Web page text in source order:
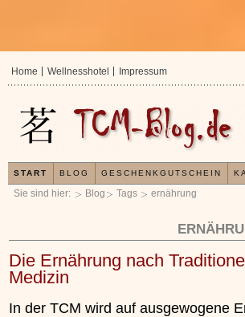
Sie sind hier: Blog Tags ernährung
Die Ernährung nach
Medizin
In der TCM wird auf ausgewogene
Home Wellnesshotel Impressum
START BLOG GESCHENKGUTSCHEIN